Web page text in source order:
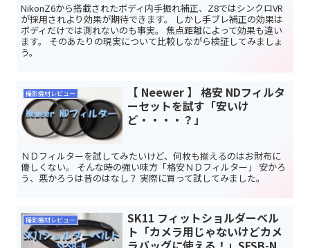
NikonZ6から搭載されたボディ内手振れ補正、Z8ではシンクロVR
が採用されより効果が期待できます。 しかし手ブレ補正の効果は
ボディだけでは測れないのも事実。 焦点距離によって効果も違い
ます。 そのあたりの現実について比較しながら検証してみましょ
う。
撮影機材レビュー
【 Neewer 】 格安 NDフィルタ
ーセットを試す「安いけ
ど・・・・？」
ＮＤフィルターを試してみたいけど、何枚も揃えるのはお財布に
優しくない。 そんな時の強い味方「格安ＮＤフィルター」 安かろ
う、悪かろうは昔のはなし？ 実際に買って試してみました。
撮影機材レビュー
SK11 フィットショルダーベル
ト「カメラ用じゃないけどカメ